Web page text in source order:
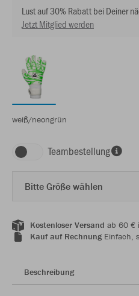
Lust auf 30% Rabatt bei Deiner
Jetzt Mitglied werden
weiß/neongrün
Teambestellung
Bitte Größe wählen
Kostenloser Versand ab 60 €
Kauf auf RechnungEinfach,
Beschreibung